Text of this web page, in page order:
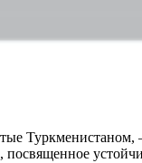
Туркменистаном,